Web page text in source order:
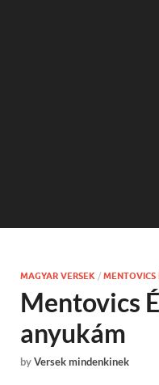
MAGYAR VERSEK / MENTOVICS
Mentovics
anyukám
byVersek mindenkinek